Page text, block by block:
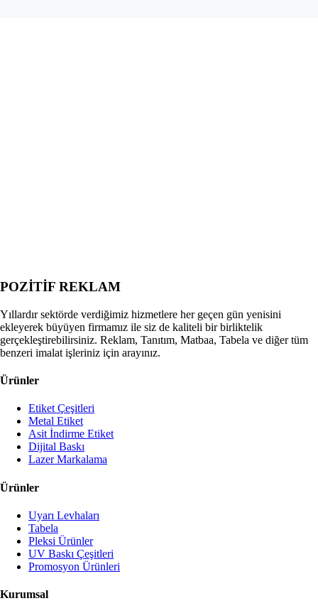
POZİTİF REKLAM
Yıllardır sektörde verdiğimiz hizmetlere her geçen gün yenisini
ekleyerek büyüyen firmamız ile siz de kaliteli bir birliktelik
gerçekleştirebilirsiniz. Reklam, Tanıtım, Matbaa, Tabela ve diğer tüm
benzeri imalat işleriniz için arayınız.
Ürünler
Etiket Çeşitleri
Metal Etiket
Asit İndirme Etiket
Dijital Baskı
Lazer Markalama
Ürünler
Uyarı Levhaları
Tabela
Pleksi Ürünler
UV Baskı Çeşitleri
Promosyon Ürünleri
Kurumsal